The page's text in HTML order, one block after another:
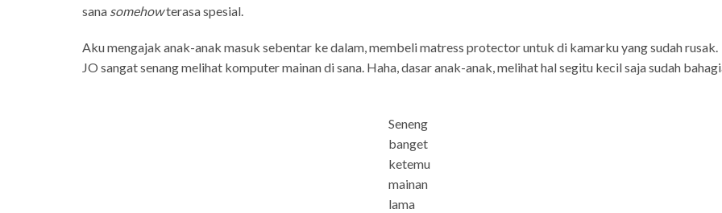
sana somehowterasa spesial.
Aku mengajak anak-anak masuk sebentar ke dalam, membeli matress protector untuk di kamarku yang sudah rusak.
JO sangat senang melihat komputer mainan di sana. Haha, dasar anak-anak, melihat hal segitu kecil saja sudah
Seneng
banget
ketemu
mainan
lama